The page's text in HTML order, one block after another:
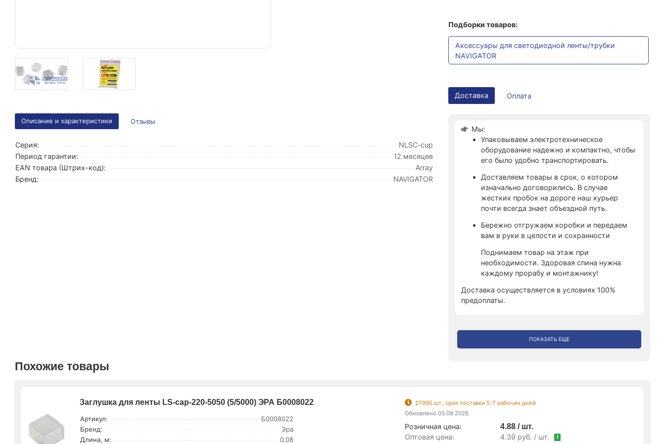
Подборки товаров:
Аксессуары для светодиодной ленты/трубки
NAVIGATOR
Доставка Оплата
Мы:
Упаковываем электротехническое
оборудование надежно и компактно, чтобы
его было удобно транспортировать.
Доставляем товары в срок, о котором
изначально договорились. В случае
жестких пробок на дороге наш курьер
почти всегда знает объездной путь.
Бережно отгружаем коробки и передаем
вам в руки в целости и сохранности
Поднимаем товар на этаж при
необходимости. Здоровая спина нужна
каждому прорабу и монтажнику!
Доставка осуществляется в условиях 100%
предоплаты.
ПОКАЗАТЬ ЕЩЕ
Описание и характеристики Отзывы
Серия:
NLSC-cup
Период гарантии:
12 месяцев
EAN товара (Штрих-код):
Array
Бренд:
NAVIGATOR
Похожие товары
Заглушка для ленты LS-cap-220-5050 (5/5000) ЭРА Б0008022
Артикул:
Б0008022
Бренд:
Эра
Длина, м:
0.08
27995 шт., срок поставки 5-7 рабочих дней
Обновлено 05.08.2026
Розничная цена:
4.88 / шт.
Оптовая цена:
4.39 руб. / шт. !